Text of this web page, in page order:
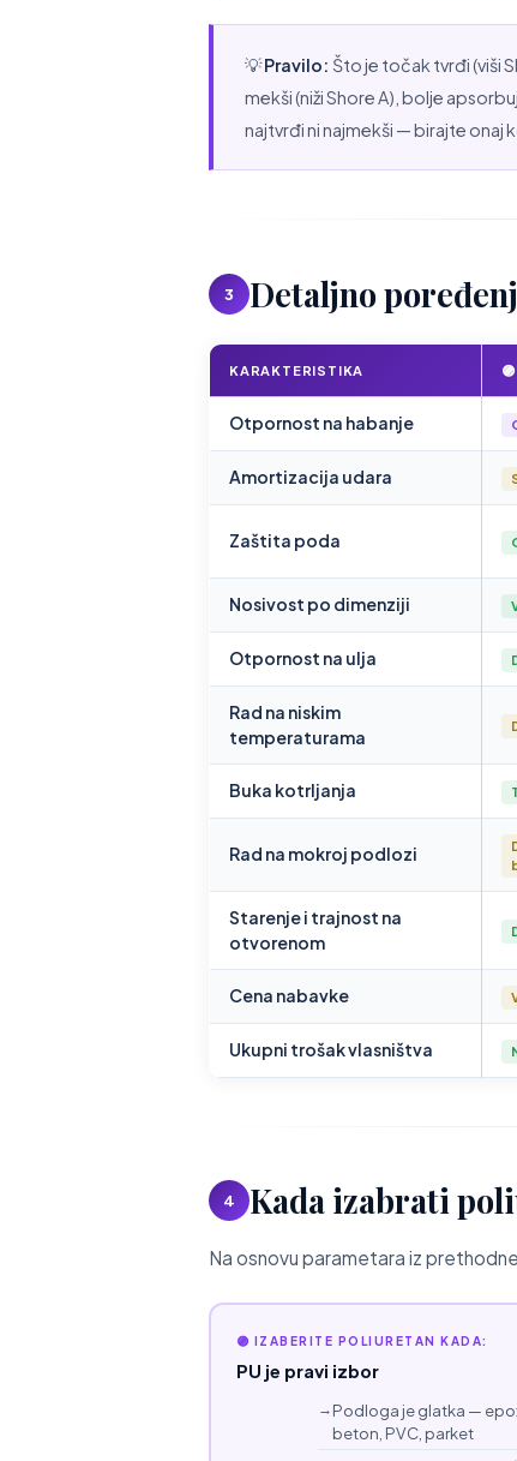
💡Pravilo: Što je točak tvrđi (viši
mekši (niži Shore A), bolje
najtvrđi ni najmekši — birajte onaj
3 Detaljno
KARAKTERISTIKA
Otpornost na habanje
Amortizacija udara
Zaštita poda
Nosivost po dimenziji
Otpornost na ulja
Rad na niskim
temperaturama
Buka kotrljanja
Rad na mokroj podlozi
Starenje i trajnost na
otvorenom
Cena nabavke
Ukupni trošak vlasništva
4 Kada izabrati
Na osnovu parametara iz
🟣 IZABERITE POLIURETAN KADA:
PU je pravi izbor
Podloga je glatka —
beton, PVC, parket